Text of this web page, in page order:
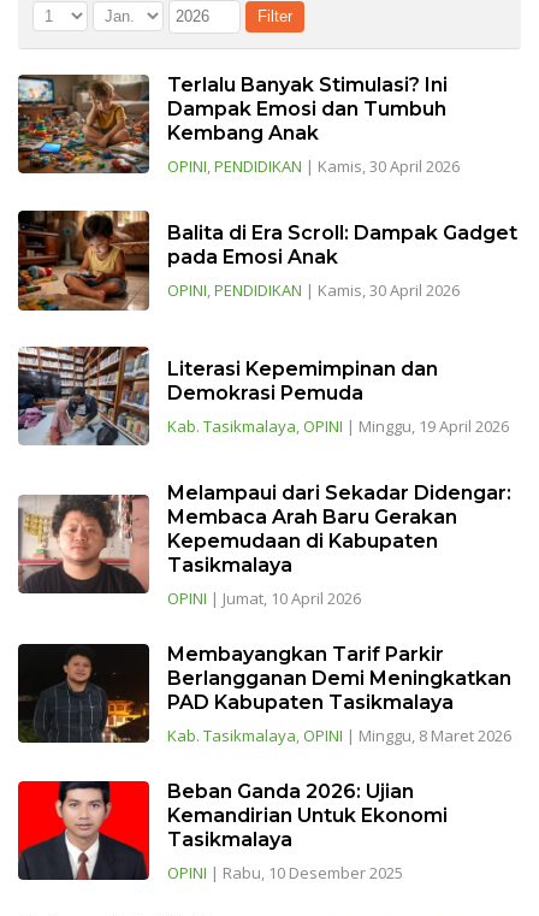
Terlalu Banyak Stimulasi? Ini
Dampak Emosi dan Tumbuh
Kembang Anak
OPINI,PENDIDIKAN | Kamis, 30 April 2026
Balita di Era Scroll: Dampak Gadget
pada Emosi Anak
OPINI,PENDIDIKAN | Kamis, 30 April 2026
Literasi Kepemimpinan dan
Demokrasi Pemuda
Kab. Tasikmalaya,OPINI | Minggu, 19 April 2026
Melampaui dari Sekadar Didengar:
Membaca Arah Baru Gerakan
Kepemudaan di Kabupaten
Tasikmalaya
OPINI | Jumat, 10 April 2026
Membayangkan Tarif Parkir
Berlangganan Demi Meningkatkan
PAD Kabupaten Tasikmalaya
Kab. Tasikmalaya,OPINI | Minggu, 8 Maret 2026
Beban Ganda 2026: Ujian
Kemandirian Untuk Ekonomi
Tasikmalaya
OPINI | Rabu, 10 Desember 2025